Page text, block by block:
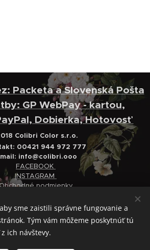
Packeta a Slovenská Pošta
GP WebPay - kartou,
Dobierka, Hotovosť
Colibri Color s.r.o.
00421 944 972 777
info@colibri.ooo
FACEBOOK
INSTAGRAM
podmienky
Reklamačný poriadok
Cookies
sme zaistili správne fungovanie a
Tým vám môžeme poskytnúť tú
ich návštevy.